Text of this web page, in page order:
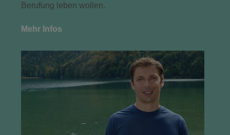
Berufung leben wollen.
Mehr Infos